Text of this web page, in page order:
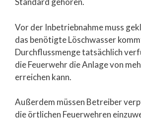
Vor der Inbetriebnahme muss
das benötigte Löschwasser
Durchflussmenge tatsächlich
die Feuerwehr die Anlage von
erreichen kann.
Außerdem müssen Betreiber
die örtlichen Feuerwehren